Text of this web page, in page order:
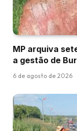
MP arquiva
a gestão de
6 de agosto de 2026